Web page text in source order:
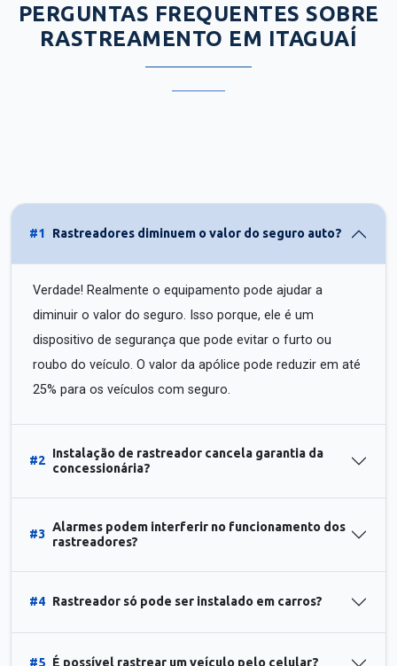
PERGUNTAS FREQUENTES SOBRE
RASTREAMENTO EM ITAGUAÍ
#1 Rastreadores diminuem o valor do seguro auto?
Verdade! Realmente o equipamento pode ajudar a
diminuir o valor do seguro. Isso porque, ele é um
dispositivo de segurança que pode evitar o furto ou
roubo do veículo. O valor da apólice pode reduzir em até
25% para os veículos com seguro.
#2
Instalação de rastreador cancela garantia da
concessionária?
#3
Alarmes podem interferir no funcionamento dos
rastreadores?
#4 Rastreador só pode ser instalado em carros?
#5 É possível rastrear um veículo pelo celular?